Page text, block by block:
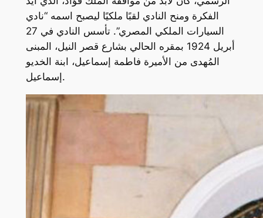
الفكرة ومنح النادي لقبًا ملكيًا ليصبح اسمه “نادي
السيارات الملكي المصري”. تأسس النادي في 27
أبريل 1924 بمقره الحالي بشارع قصر النيل، المبنى
المُهدى من الأميرة فاطمة إسماعيل، ابنة الخديو
إسماعيل.